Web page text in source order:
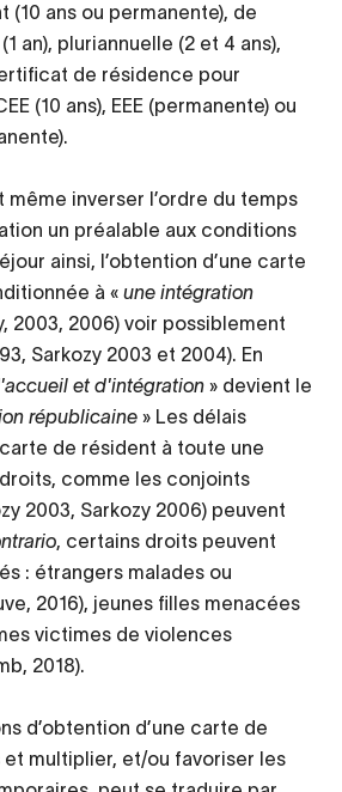
(10 ans ou permanente), de
an), pluriannuelle (2 et 4 ans),
de résidence pour
(10 ans), EEE (permanente) ou
inverser l’ordre du temps
un préalable aux conditions
ainsi, l’obtention d’une carte
à « une intégration
2003, 2006) voir possiblement
Sarkozy 2003 et 2004). En
et d'intégration » devient le
républicaine » Les délais
carte de résident à toute une
comme les conjoints
2003, Sarkozy 2006) peuvent
, certains droits peuvent
: étrangers malades ou
2016), jeunes filles menacées
victimes de violences
2018).
d’obtention d’une carte de
et multiplier, et/ou favoriser les